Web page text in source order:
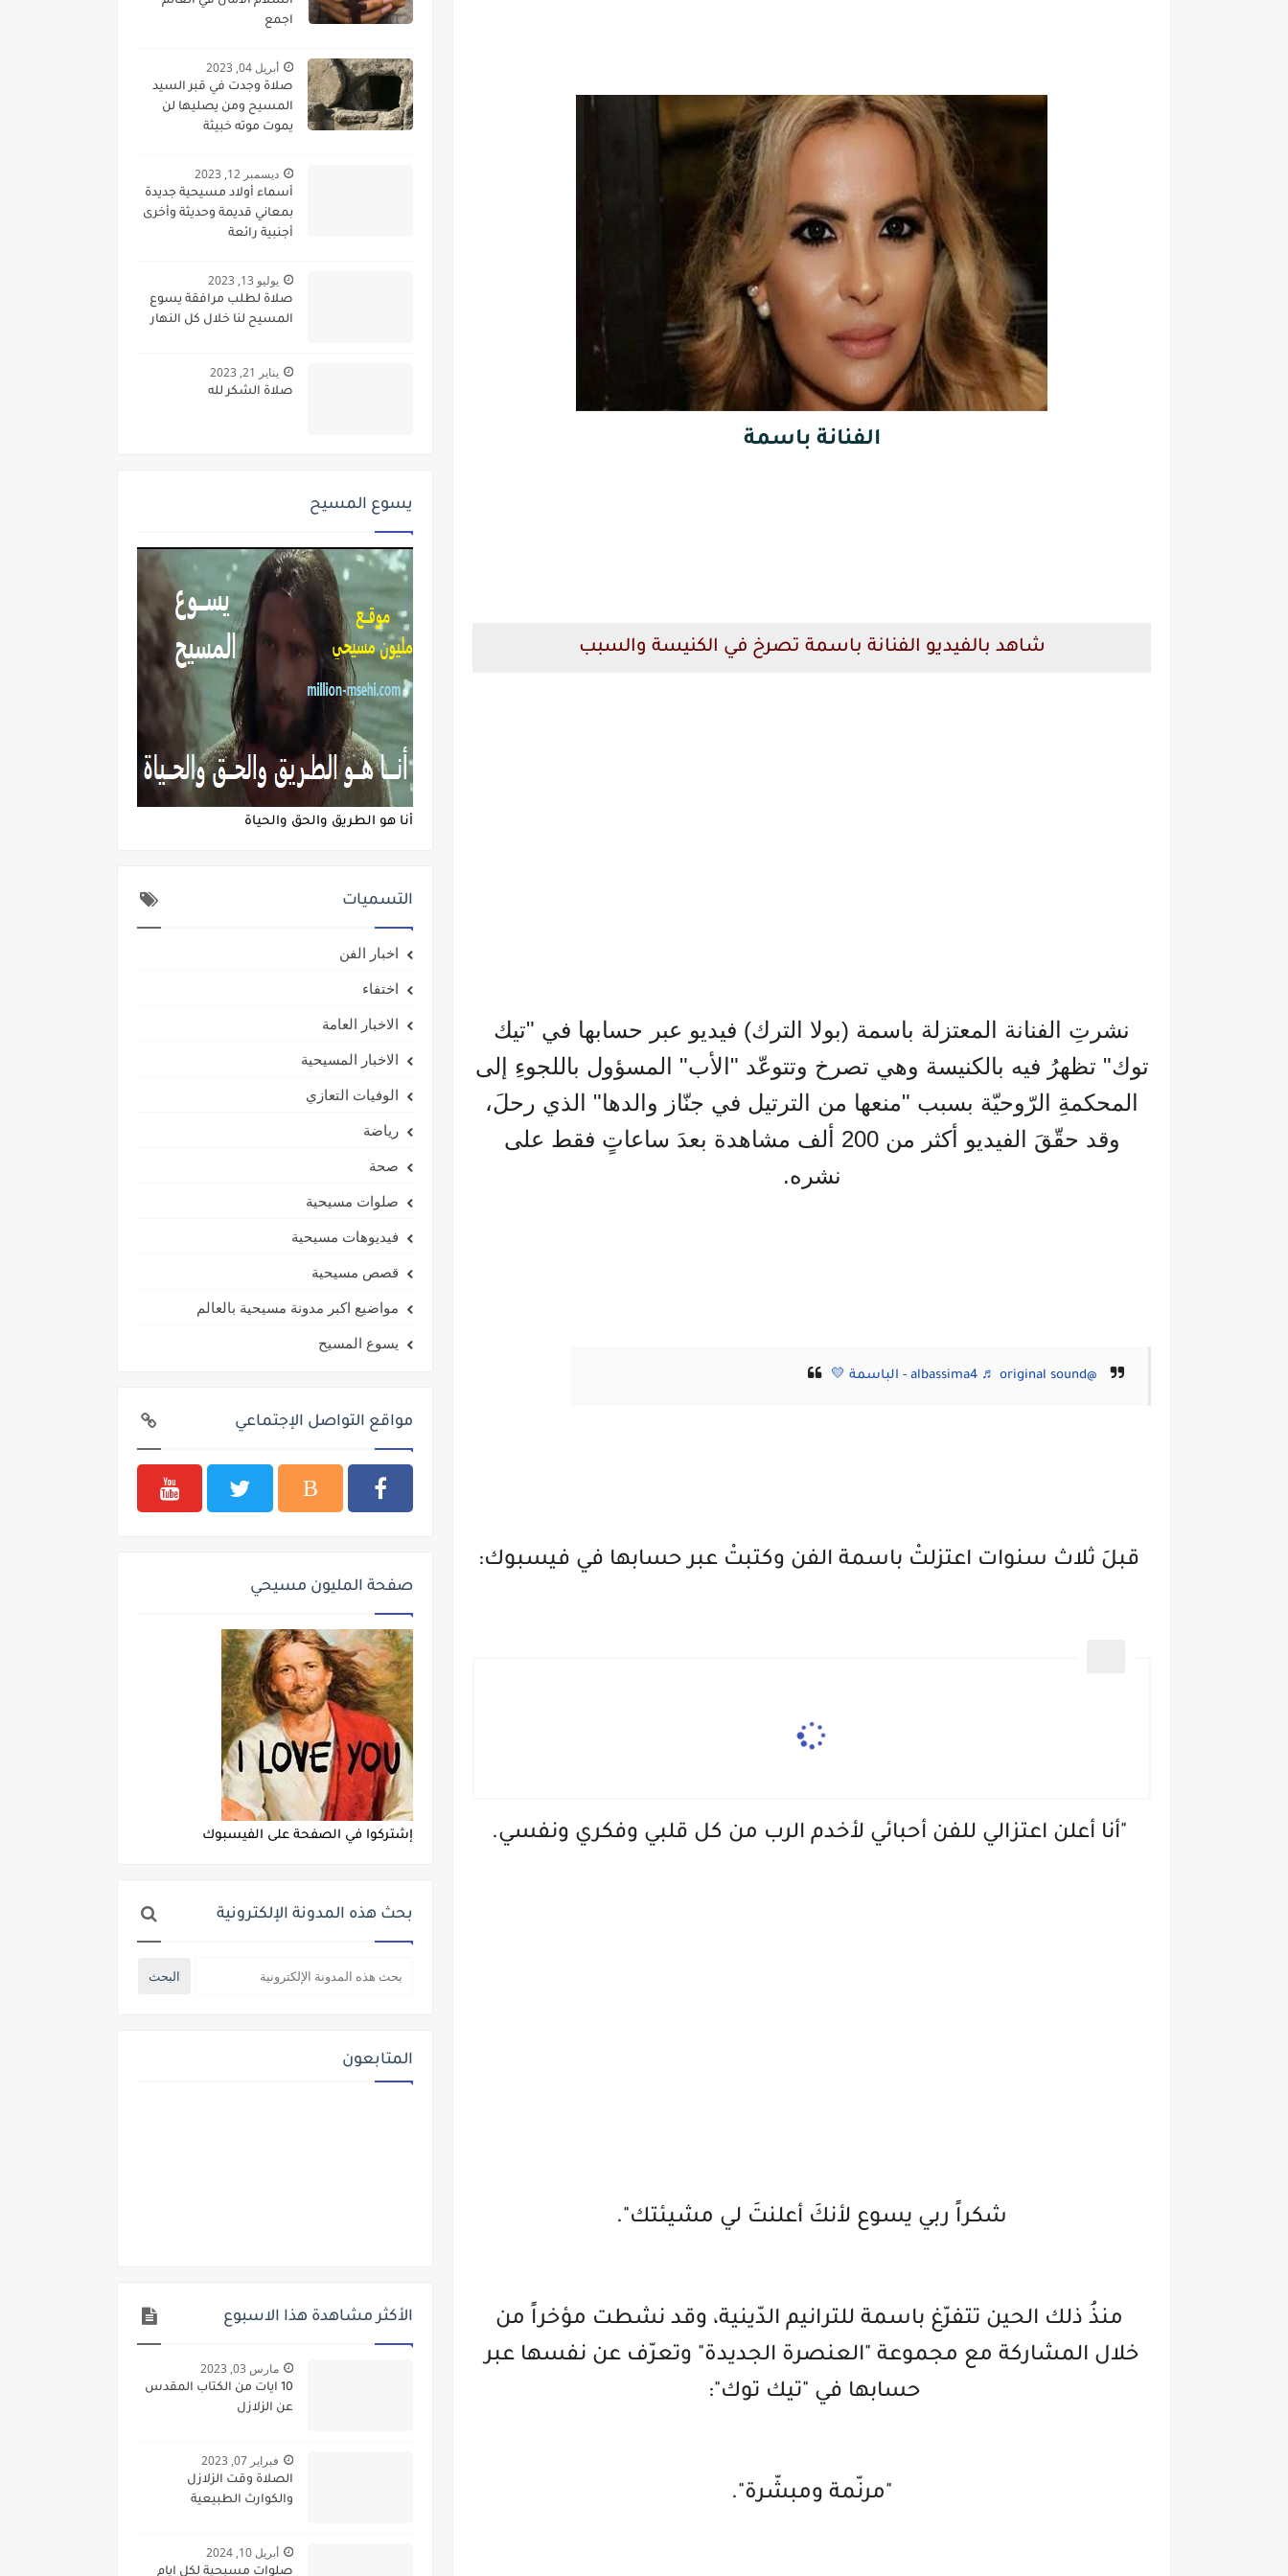
الفنانة باسمة
شاهد بالفيديو الفنانة باسمة تصرخ في الكنيسة والسبب
نشرتِ الفنانة المعتزلة باسمة (بولا الترك) فيديو عبر حسابها في "تيك
توك" تظهرُ فيه بالكنيسة وهي تصرخ وتتوعّد "الأب" المسؤول باللجوءِ إلى
المحكمةِ الرّوحيّة بسبب "منعها من الترتيل في جنّاز والدها" الذي رحلَ،
وقد حقّقَ الفيديو أكثر من 200 ألف مشاهدة بعدَ ساعاتٍ فقط على
نشره.
@albassima4♬ original sound - الباسمة 💛
قبلَ ثلاث سنوات اعتزلتْ باسمة الفن وكتبتْ عبر حسابها في فيسبوك:
"أنا أعلن اعتزالي للفن أحبائي لأخدم الرب من كل قلبي وفكري ونفسي.
شكراً ربي يسوع لأنكَ أعلنتَ لي مشيئتك".
منذُ ذلك الحين تتفرّغ باسمة للترانيم الدّينية، وقد نشطت مؤخراً من
خلال المشاركة مع مجموعة "العنصرة الجديدة" وتعرّف عن نفسها عبر
حسابها في "تيك توك":
"مرنّمة ومبشّرة".
اجمع
أبريل 04, 2023
صلاة وجدت في قبر السيد
المسيح ومن يصليها لن
يموت موته خبيثة
ديسمبر 12, 2023
أسماء أولاد مسيحية جديدة
بمعاني قديمة وحديثة وأخرى
أجنبية رائعة
يوليو 13, 2023
صلاة لطلب مرافقة يسوع
المسيح لنا خلال كل النهار
يناير 21, 2023
صلاة الشكر لله
يسوع المسيح
أنا هو الطريق والحق والحياة
التسميات
اخبار الفن
اختفاء
الاخبار العامة
الاخبار المسيحية
الوفيات التعازي
رياضة
صحة
صلوات مسيحية
فيديوهات مسيحية
قصص مسيحية
مواضيع اكبر مدونة مسيحية بالعالم
يسوع المسيح
مواقع التواصل الإجتماعي
صفحة المليون مسيحي
إشتركوا في الصفحة على الفيسبوك
بحث هذه المدونة الإلكترونية
المتابعون
الأكثر مشاهدة هذا الاسبوع
مارس 03, 2023
10 ايات من الكتاب المقدس
عن الزلازل
فبراير 07, 2023
الصلاة وقت الزلازل
والكوارث الطبيعية
أبريل 10, 2024
صلوات مسيحية لكل ايام